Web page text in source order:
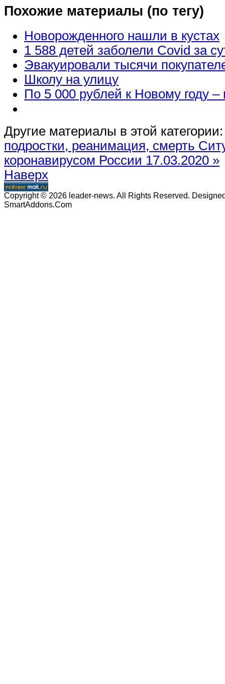
Похожие материалы (по тегу)
Новорожденного нашли в кустах
1 588 детей заболели Covid за
Эвакуировали тысячи
Школу на улицу
По 5 000 рублей к Новому году –
Другие материалы в этой категории:
подростки, реанимация, смерть
коронавирусом России 17.03.2020 »
Наверх
Copyright © 2026 leader-news. All Rights Reserved.
SmartAddons.Com